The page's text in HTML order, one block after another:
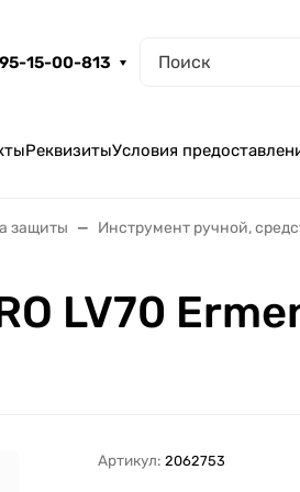
15-00-813
РеквизитыУсловия
защиты Инструмент ручной,
LV70
Артикул: 2062753